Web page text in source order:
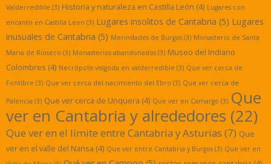
Valderredible (3) Historia y naturaleza en Castilla León (4) Lugares con
encanto en Castilla Leon (3) Lugares insolitos de Cantabria (5) Lugares
inusuales de Cantabria (5) Merindades de Burgos (3) Monasterio de Santa
Maria de Rioseco (3) Monasterios abandonados (3) Museo del Indiano
Colombres (4) Necrópolis visigoda en valderredible (3) Que ver cerca de
Fontibre (3) Que ver cerca del nacimiento del Ebro (3) Que ver cerca de
Palencia (3) Que ver cerca de Unquera (4) Que ver en Camargo (3) Que
ver en Cantabria y alrededores (22)
Que ver en el limite entre Cantabria y Asturias (7) Que
ver en el valle del Nansa (4) Que ver entre Cantabria y Burgos (3) Que ver en